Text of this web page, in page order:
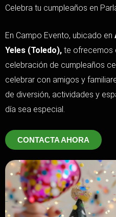
Celebra tu cumpleaños en
En Campo Evento, ubicado en
Yeles (Toledo), te ofrecemos
celebración de cumpleaños
celebrar con amigos y
de diversión, actividades y
día sea especial.
CONTACTA AHORA